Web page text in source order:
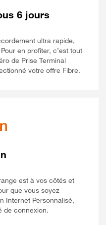
6 jours
ultra rapide,
en profiter, c’est tout
de Prise Terminal
votre offre Fibre.
est à vos côtés et
que vous soyez
Internet Personnalisé,
de connexion.